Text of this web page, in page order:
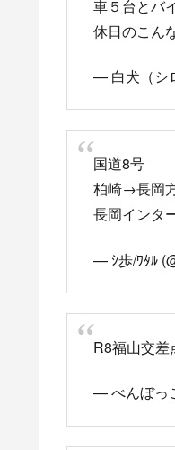
16時過
渋滞
長岡インタ
見えないと
国道８号の
白い車は逆
— 白犬（シ
８号線、長
— 白犬（シ